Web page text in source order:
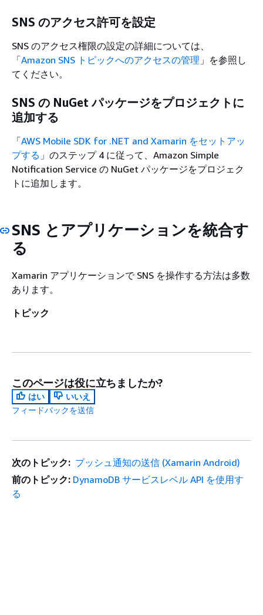
SNS のアクセス許可を設定
SNS のアクセス権限の設定の詳細については、
「Amazon SNS トピックへのアクセスの管理 」を参照し
てください。
SNS の NuGet パッケージをプロジェクトに
追加する
「AWS Mobile SDK for .NET and Xamarin をセットアッ
プする 」のステップ 4 に従って、Amazon Simple
Notification Service の NuGet パッケージをプロジェク
トに追加します。
SNS とアプリケーションを統合す
る
Xamarin アプリケーションで SNS を操作する方法は多数
あります。
トピック
このページは役に立ちましたか?
はい
いいえ
フィードバックを送信
次のトピック: プッシュ通知の送信 (Xamarin Android)
前のトピック: DynamoDB サービスレベル API を使用す
る